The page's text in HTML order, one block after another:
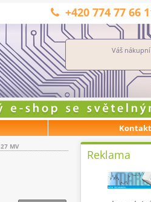
+420 774 77 66
Váš
Kontakt
MV
Reklama